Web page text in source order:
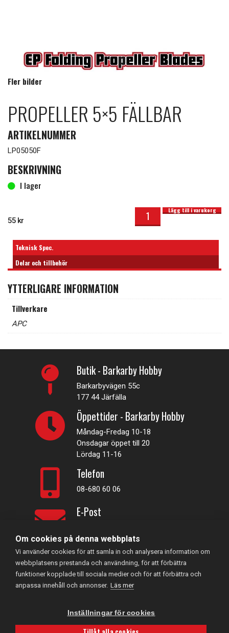
Fler bilder
PROPELLER 5×5 FÄLLBAR
ARTIKELNUMMER
LP05050F
BESKRIVNING
I lager
55 kr
I lager
Propeller 5x5 Fällbar mängd Lägg till i varukorg
Teknisk Spec.
Delar och tillbehör
YTTERLIGARE INFORMATION
Tillverkare
APC
Butik - Barkarby Hobby
Barkarbyvägen 55c
177 44 Järfälla
Öppettider - Barkarby Hobby
Måndag-Fredag 10-18
Onsdagar öppet till 20
Lördag 11-16
Telefon
08-680 60 06
E-Post
Garanti och reklamation
Frakt och köpevillkor
Integritetspolicy
Kontakta oss
Om cookies på denna webbplats
Vi använder cookies för att samla in och analysera information om
webbplatsens prestanda och användning, för att förbättra
funktioner kopplade till sociala medier och för att förbättra och
anpassa innehåll och annonser. Läs mer
Inställningar för cookies